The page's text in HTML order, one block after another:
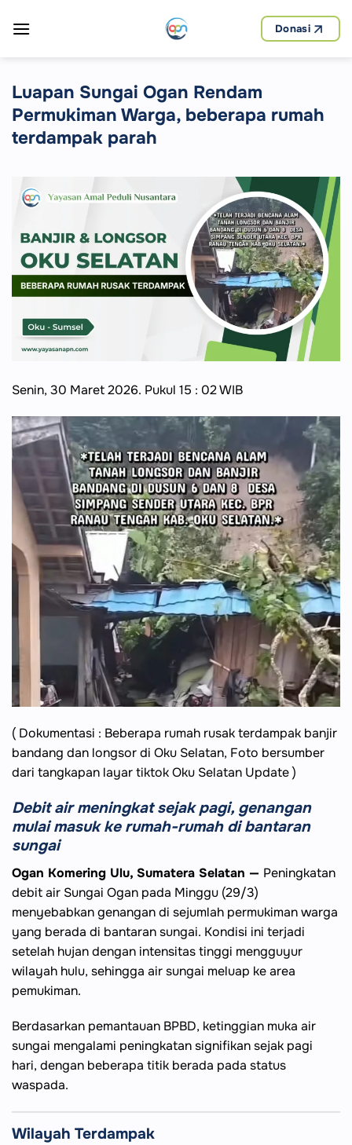
Donasi
Luapan Sungai Ogan Rendam
Permukiman Warga, beberapa rumah
terdampak parah
Senin, 30 Maret 2026. Pukul 15 : 02 WIB
( Dokumentasi : Beberapa rumah rusak terdampak banjir
bandang dan longsor di Oku Selatan, Foto bersumber
dari tangkapan layar tiktok Oku Selatan Update )
Debit air meningkat sejak pagi, genangan
mulai masuk ke rumah-rumah di bantaran
sungai
Ogan Komering Ulu, Sumatera Selatan — Peningkatan
debit air Sungai Ogan pada Minggu (29/3)
menyebabkan genangan di sejumlah permukiman warga
yang berada di bantaran sungai. Kondisi ini terjadi
setelah hujan dengan intensitas tinggi mengguyur
wilayah hulu, sehingga air sungai meluap ke area
pemukiman.
Berdasarkan pemantauan BPBD, ketinggian muka air
sungai mengalami peningkatan signifikan sejak pagi
hari, dengan beberapa titik berada pada status
waspada.
Wilayah Terdampak